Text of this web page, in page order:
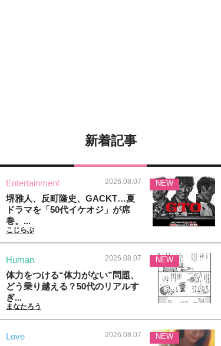
新着記事
Entertainment 2026.08.07
堺雅人、反町隆史、GACKT…夏
ドラマを「50代イケオジ」が席
巻。...
こじらぶ
NEW
Human 2026.08.07
体力をつける“体力がない”問題、
どう乗り越える？50代のリアルす
ぎ...
まなたろう
NEW
Love 2026.08.07 NEW